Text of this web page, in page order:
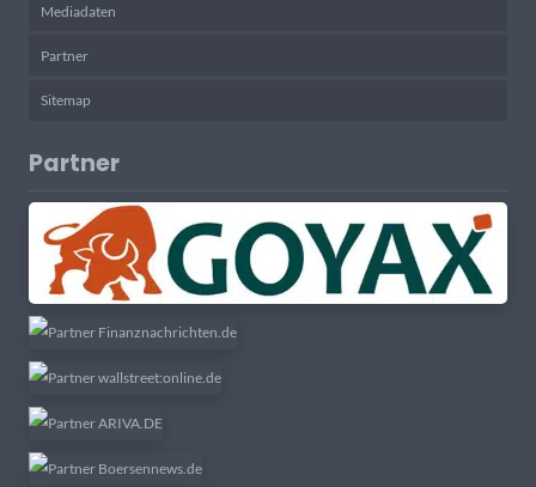
Mediadaten
Partner
Sitemap
Partner